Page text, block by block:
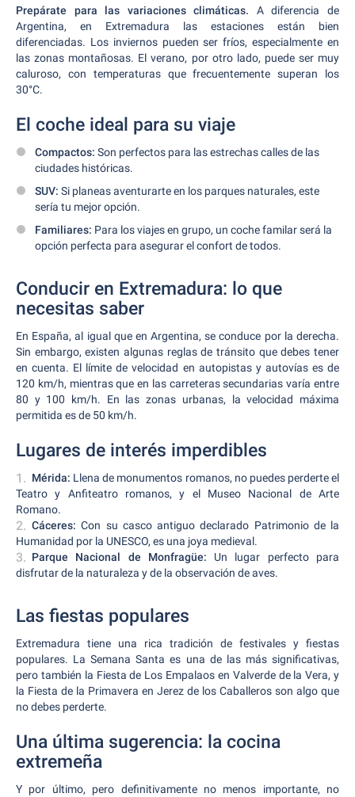
Prepárate para las variaciones climáticas. A diferencia de
Argentina, en Extremadura las estaciones están bien
diferenciadas. Los inviernos pueden ser fríos, especialmente en
las zonas montañosas. El verano, por otro lado, puede ser muy
caluroso, con temperaturas que frecuentemente superan los
30°C.
El coche ideal para su viaje
Compactos: Son perfectos para las estrechas calles de las
ciudades históricas.
SUV: Si planeas aventurarte en los parques naturales, este
sería tu mejor opción.
Familiares: Para los viajes en grupo, un coche familar será la
opción perfecta para asegurar el confort de todos.
Conducir en Extremadura: lo que
necesitas saber
En España, al igual que en Argentina, se conduce por la derecha.
Sin embargo, existen algunas reglas de tránsito que debes tener
en cuenta. El límite de velocidad en autopistas y autovías es de
120 km/h, mientras que en las carreteras secundarias varía entre
80 y 100 km/h. En las zonas urbanas, la velocidad máxima
permitida es de 50 km/h.
Lugares de interés imperdibles
Mérida: Llena de monumentos romanos, no puedes perderte el
Teatro y Anfiteatro romanos, y el Museo Nacional de Arte
Romano.
Cáceres: Con su casco antiguo declarado Patrimonio de la
Humanidad por la UNESCO, es una joya medieval.
Parque Nacional de Monfragüe: Un lugar perfecto para
disfrutar de la naturaleza y de la observación de aves.
Las fiestas populares
Extremadura tiene una rica tradición de festivales y fiestas
populares. La Semana Santa es una de las más significativas,
pero también la Fiesta de Los Empalaos en Valverde de la Vera, y
la Fiesta de la Primavera en Jerez de los Caballeros son algo que
no debes perderte.
Una última sugerencia: la cocina
extremeña
Y por último, pero definitivamente no menos importante, no